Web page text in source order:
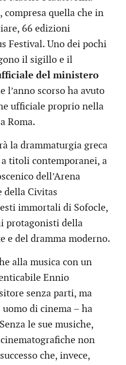
compresa quella che in
66 edizioni
Festival. Uno dei pochi
il sigillo e il
del ministero
l’anno scorso ha avuto
ufficiale proprio nella
Roma.
la drammaturgia greca
titoli contemporanei, a
dell’Arena
della Civitas
immortali di Sofocle,
protagonisti della
e del dramma moderno.
alla musica con un
Ennio
senza parti, ma
di cinema – ha
le sue musiche,
non
che, invece,